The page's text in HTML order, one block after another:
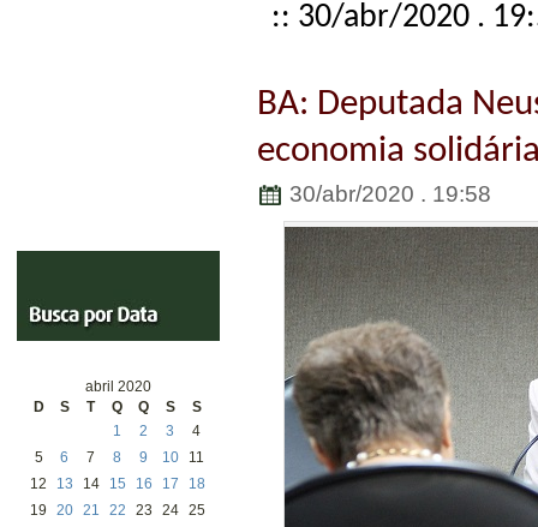
abril 2020
D
S T Q Q S S
1 2 3
4
5
6 7 8 9 10
11
12
13 14 15 16 17
18
19
20 21 22 23 24 25
:: 30/abr/2020 .
BA: Deputada
economia
30/abr/2020 . 19:58